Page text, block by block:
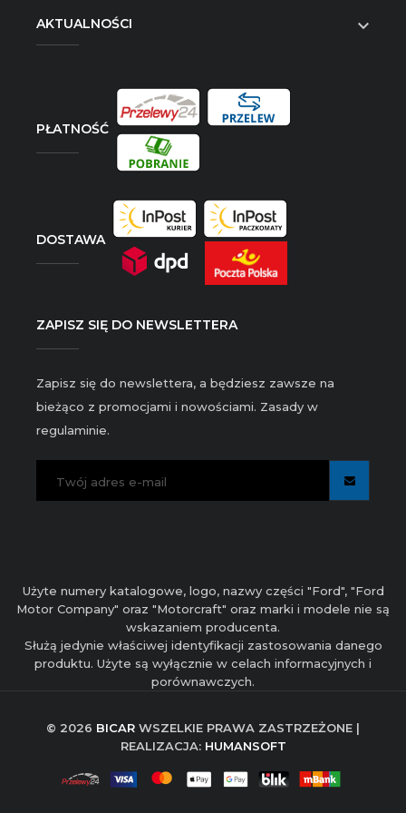
AKTUALNOŚCI 
PŁATNOŚĆ
DOSTAWA
ZAPISZ SIĘ DO NEWSLETTERA
Zapisz się do newslettera, a będziesz zawsze na
bieżąco z promocjami i nowościami. Zasady w
regulaminie.
Użyte numery katalogowe, logo, nazwy części "Ford", "Ford
Motor Company" oraz "Motorcraft" oraz marki i modele nie są
wskazaniem producenta.
Służą jedynie właściwej identyfikacji zastosowania danego
produktu. Użyte są wyłącznie w celach informacyjnych i
porównawczych.
© 2026 BICAR WSZELKIE PRAWA ZASTRZEŻONE |
REALIZACJA: HUMANSOFT